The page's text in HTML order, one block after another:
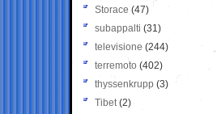
Storace (47)
subappalti (31)
televisione(244)
terremoto (402)
thyssenkrupp (3)
Tibet(2)